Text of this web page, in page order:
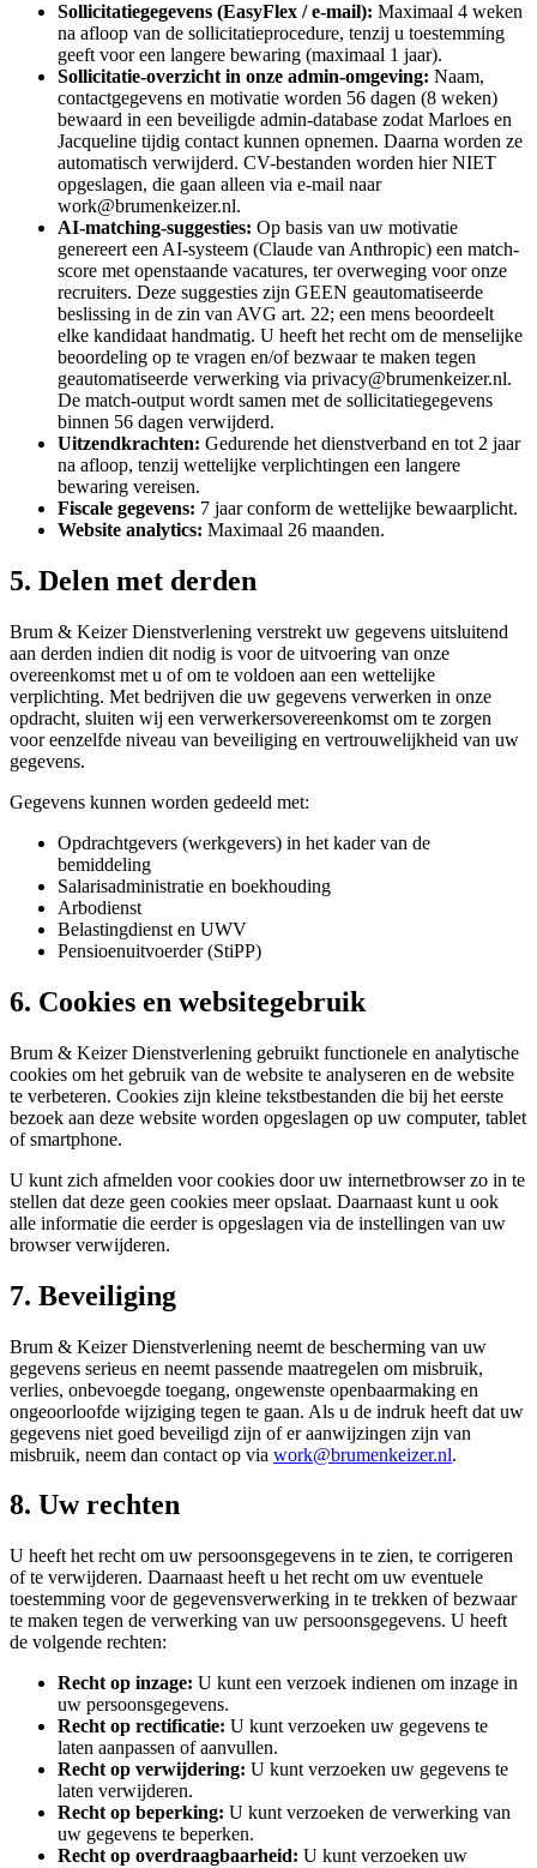
Sollicitatiegegevens (EasyFlex / e-mail): Maximaal 4 weken
na afloop van de sollicitatieprocedure, tenzij u toestemming
geeft voor een langere bewaring (maximaal 1 jaar).
Sollicitatie-overzicht in onze admin-omgeving: Naam,
contactgegevens en motivatie worden 56 dagen (8 weken)
bewaard in een beveiligde admin-database zodat Marloes en
Jacqueline tijdig contact kunnen opnemen. Daarna worden ze
automatisch verwijderd. CV-bestanden worden hier NIET
opgeslagen, die gaan alleen via e-mail naar
work@brumenkeizer.nl.
AI-matching-suggesties: Op basis van uw motivatie
genereert een AI-systeem (Claude van Anthropic) een match-
score met openstaande vacatures, ter overweging voor onze
recruiters. Deze suggesties zijn GEEN geautomatiseerde
beslissing in de zin van AVG art. 22; een mens beoordeelt
elke kandidaat handmatig. U heeft het recht om de menselijke
beoordeling op te vragen en/of bezwaar te maken tegen
geautomatiseerde verwerking via privacy@brumenkeizer.nl.
De match-output wordt samen met de sollicitatiegegevens
binnen 56 dagen verwijderd.
Uitzendkrachten: Gedurende het dienstverband en tot 2 jaar
na afloop, tenzij wettelijke verplichtingen een langere
bewaring vereisen.
Fiscale gegevens: 7 jaar conform de wettelijke bewaarplicht.
Website analytics: Maximaal 26 maanden.
5. Delen met derden
Brum & Keizer Dienstverlening verstrekt uw gegevens uitsluitend
aan derden indien dit nodig is voor de uitvoering van onze
overeenkomst met u of om te voldoen aan een wettelijke
verplichting. Met bedrijven die uw gegevens verwerken in onze
opdracht, sluiten wij een verwerkersovereenkomst om te zorgen
voor eenzelfde niveau van beveiliging en vertrouwelijkheid van uw
gegevens.
Gegevens kunnen worden gedeeld met:
Opdrachtgevers (werkgevers) in het kader van de
bemiddeling
Salarisadministratie en boekhouding
Arbodienst
Belastingdienst en UWV
Pensioenuitvoerder (StiPP)
6. Cookies en websitegebruik
Brum & Keizer Dienstverlening gebruikt functionele en analytische
cookies om het gebruik van de website te analyseren en de website
te verbeteren. Cookies zijn kleine tekstbestanden die bij het eerste
bezoek aan deze website worden opgeslagen op uw computer, tablet
of smartphone.
U kunt zich afmelden voor cookies door uw internetbrowser zo in te
stellen dat deze geen cookies meer opslaat. Daarnaast kunt u ook
alle informatie die eerder is opgeslagen via de instellingen van uw
browser verwijderen.
7. Beveiliging
Brum & Keizer Dienstverlening neemt de bescherming van uw
gegevens serieus en neemt passende maatregelen om misbruik,
verlies, onbevoegde toegang, ongewenste openbaarmaking en
ongeoorloofde wijziging tegen te gaan. Als u de indruk heeft dat uw
gegevens niet goed beveiligd zijn of er aanwijzingen zijn van
misbruik, neem dan contact op via work@brumenkeizer.nl.
8. Uw rechten
U heeft het recht om uw persoonsgegevens in te zien, te corrigeren
of te verwijderen. Daarnaast heeft u het recht om uw eventuele
toestemming voor de gegevensverwerking in te trekken of bezwaar
te maken tegen de verwerking van uw persoonsgegevens. U heeft
de volgende rechten:
Recht op inzage: U kunt een verzoek indienen om inzage in
uw persoonsgegevens.
Recht op rectificatie: U kunt verzoeken uw gegevens te
laten aanpassen of aanvullen.
Recht op verwijdering: U kunt verzoeken uw gegevens te
laten verwijderen.
Recht op beperking: U kunt verzoeken de verwerking van
uw gegevens te beperken.
Recht op overdraagbaarheid: U kunt verzoeken uw